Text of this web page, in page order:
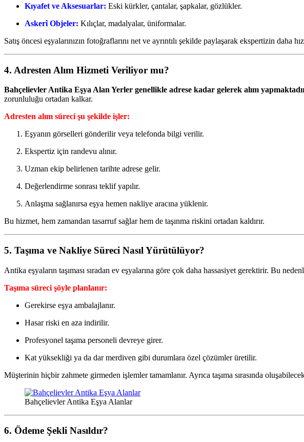
Kıyafet ve Aksesuarlar: Eski kürkler, çantalar, şapkalar, gözlükler.
Askerî Objeler: Kılıçlar, madalyalar, üniformalar.
Satış öncesi eşyalarınızın fotoğraflarını net ve ayrıntılı şekilde paylaşarak ekspertizin daha
4. Adresten Alım Hizmeti Veriliyor mu?
Bahçelievler Antika Eşya Alan Yerler genellikle adrese kadar gelerek alım
zorunluluğu ortadan kalkar.
Adresten alım süreci şu şekilde işler:
Eşyanın görselleri gönderilir veya telefonda bilgi verilir.
Ekspertiz için randevu alınır.
Uzman ekip belirlenen tarihte adrese gelir.
Değerlendirme sonrası teklif yapılır.
Anlaşma sağlanırsa eşya hemen nakliye aracına yüklenir.
Bu hizmet, hem zamandan tasarruf sağlar hem de taşınma riskini ortadan kaldırır.
5. Taşıma ve Nakliye Süreci Nasıl Yürütülüyor?
Antika eşyaların taşıması sıradan ev eşyalarına göre çok daha hassasiyet gerektirir. Bu
Taşıma süreci şöyle planlanır:
Gerekirse eşya ambalajlanır.
Hasar riski en aza indirilir.
Profesyonel taşıma personeli devreye girer.
Kat yüksekliği ya da dar merdiven gibi durumlara özel çözümler üretilir.
Müşterinin hiçbir zahmete girmeden işlemler tamamlanır. Ayrıca taşıma sırasında
Bahçelievler Antika Eşya Alanlar
6. Ödeme Şekli Nasıldır?